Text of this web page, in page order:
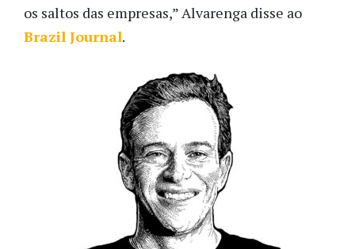
os saltos das empresas,” Alvarenga disse ao
Brazil Journal.